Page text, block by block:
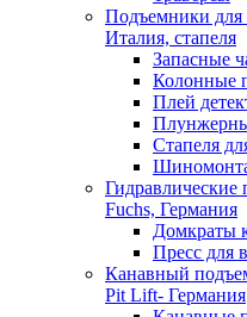
Подъемники для
Италия, стапеля
Запасные
Колонные
Плей
Стапеля
Гидравлические
Fuchs, Германия
Домкраты
Пресс для
Канавный
Pit Lift- Германия